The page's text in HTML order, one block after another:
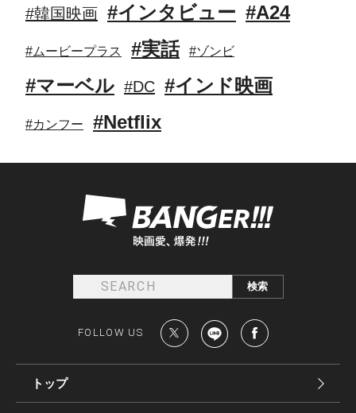
#韓国映画 #インタビュー #A24
#ムービープラス #実話 #ゾンビ
#マーベル #DC #インド映画
#カンフー #Netflix
FOLLOW US
トップ